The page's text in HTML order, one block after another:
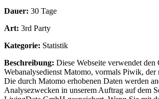
Dauer: 30 Tage
Art: 3rd Party
Kategorie: Statistik
Beschreibung: Diese Webseite verwendet den
Webanalysedienst Matomo, vormals Piwik, der
Die durch Matomo erhobenen Daten werden
Analysezwecken in unserem Auftrag auf dem